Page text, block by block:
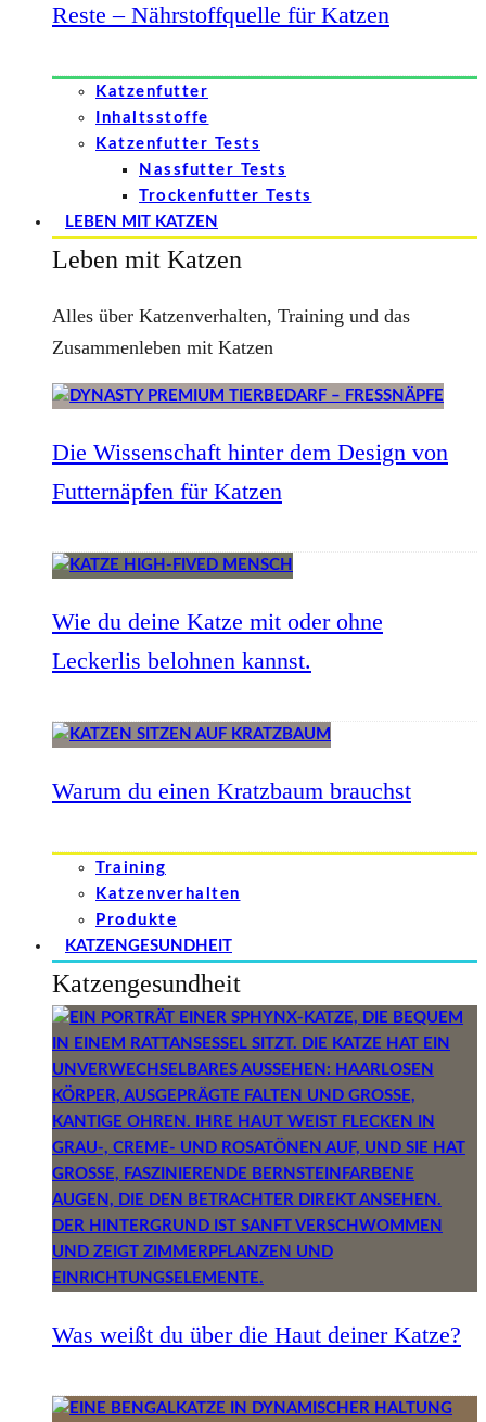
Reste – Nährstoffquelle für Katzen
Katzenfutter
Inhaltsstoffe
Katzenfutter Tests
Nassfutter Tests
Trockenfutter Tests
LEBEN MIT KATZEN
Leben mit Katzen
Alles über Katzenverhalten, Training und das
Zusammenleben mit Katzen
Die Wissenschaft hinter dem Design von
Futternäpfen für Katzen
Wie du deine Katze mit oder ohne
Leckerlis belohnen kannst.
Warum du einen Kratzbaum brauchst
Training
Katzenverhalten
Produkte
KATZENGESUNDHEIT
Katzengesundheit
Was weißt du über die Haut deiner Katze?